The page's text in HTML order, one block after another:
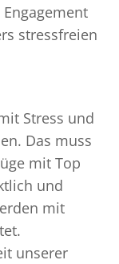
stressfreien
Stress und
Das muss
mit Top
und
mit
unserer